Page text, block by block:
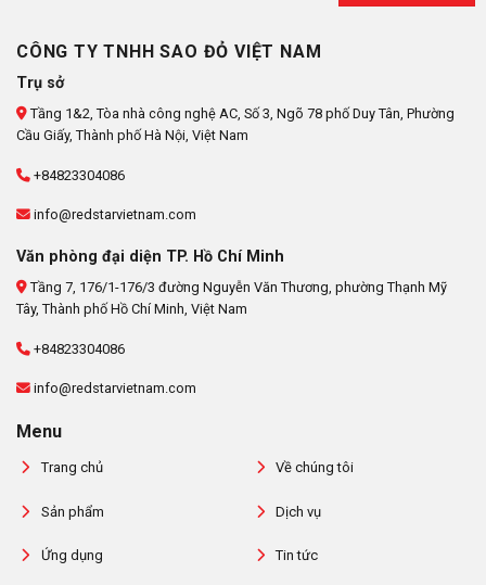
CÔNG TY TNHH SAO ĐỎ VIỆT NAM
Trụ sở
Tầng 1&2, Tòa nhà công nghệ AC, Số 3, Ngõ 78 phố Duy Tân, Phường
Cầu Giấy, Thành phố Hà Nội, Việt Nam
+84823304086
info@redstarvietnam.com
Văn phòng đại diện TP. Hồ Chí Minh
Tầng 7, 176/1-176/3 đường Nguyễn Văn Thương, phường Thạnh Mỹ
Tây, Thành phố Hồ Chí Minh, Việt Nam
+84823304086
info@redstarvietnam.com
Menu
Trang chủ Về chúng tôi
Sản phẩm Dịch vụ
Ứng dụng Tin tức